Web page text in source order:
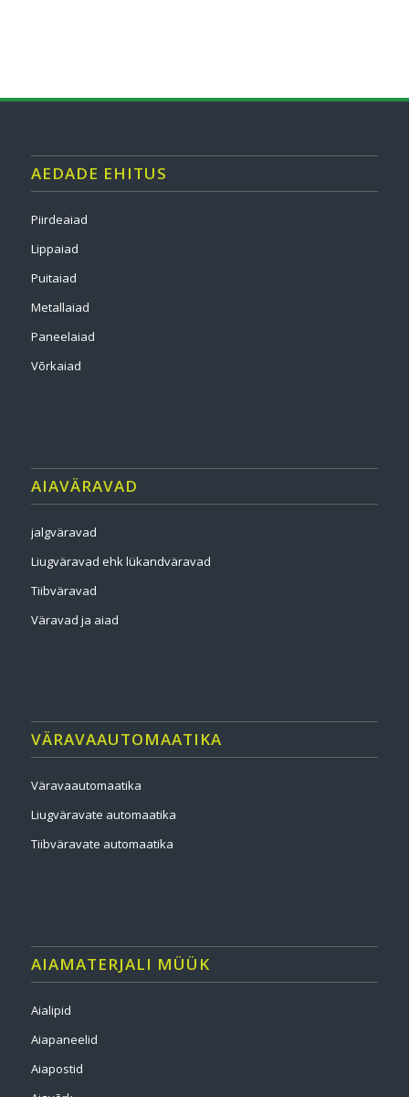
AEDADE EHITUS
Piirdeaiad
Lippaiad
Puitaiad
Metallaiad
Paneelaiad
Võrkaiad
AIAVÄRAVAD
jalgväravad
Liugväravad ehk lükandväravad
Tiibväravad
Väravad ja aiad
VÄRAVAAUTOMAATIKA
Väravaautomaatika
Liugväravate automaatika
Tiibväravate automaatika
AIAMATERJALI MÜÜK
Aialipid
Aiapaneelid
Aiapostid